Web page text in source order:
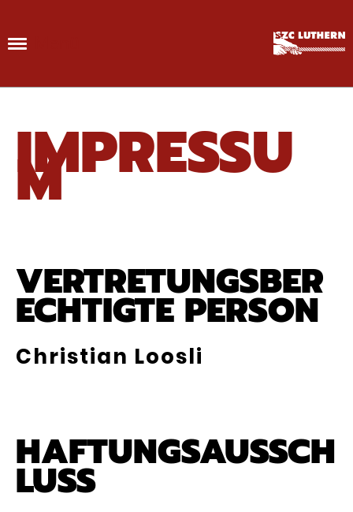
IMPRESSU
M
VERTRETUNGSBER
ECHTIGTE PERSON
Christian Loosli
HAFTUNGSAUSSCH
LUSS